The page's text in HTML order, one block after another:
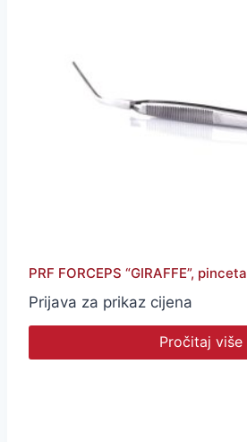
PRF FORCEPS “GIRAFFE”, pinceta
Prijava za prikaz cijena
Pročitaj više